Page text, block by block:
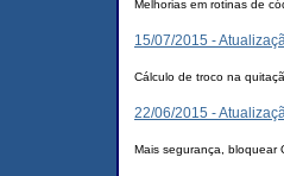
Melhorias em rotinas de
15/07/2015 -
Cálculo de troco na
22/06/2015 -
Mais segurança, bloquear